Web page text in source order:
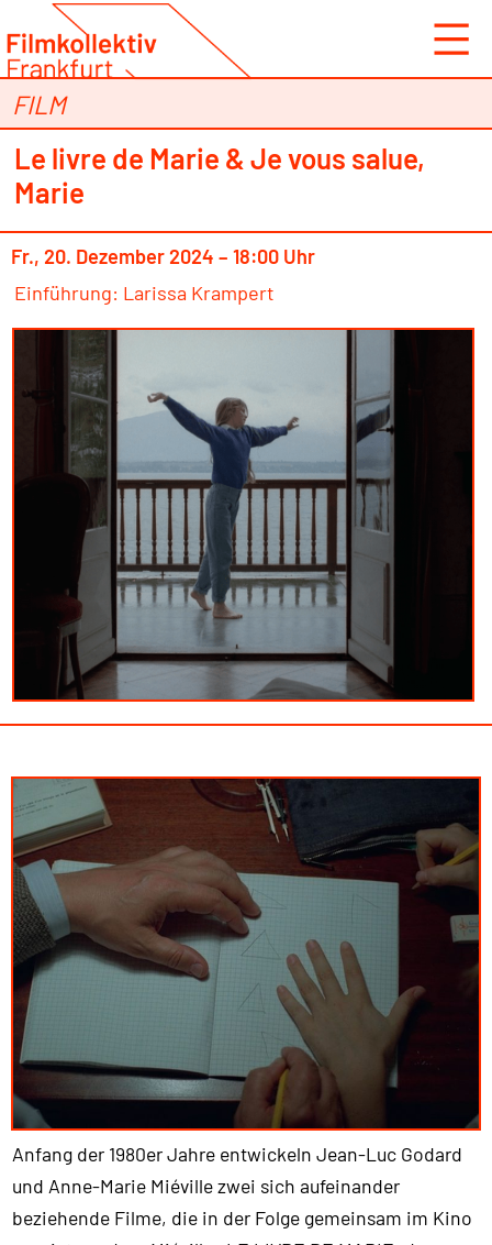
Inhalt
springen
FILM
Le livre de Marie & Je vous salue,
Marie
Fr., 20. Dezember 2024 – 18:00 Uhr
Einführung: Larissa Krampert
Anfang der 1980er Jahre entwickeln Jean-Luc Godard
und Anne-Marie Miéville zwei sich aufeinander
beziehende Filme, die in der Folge gemeinsam im Kino